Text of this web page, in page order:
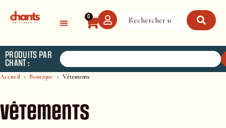
0
PRODUITS PAR
CHANT :
Accueil Boutique Vêtements
Vêtements